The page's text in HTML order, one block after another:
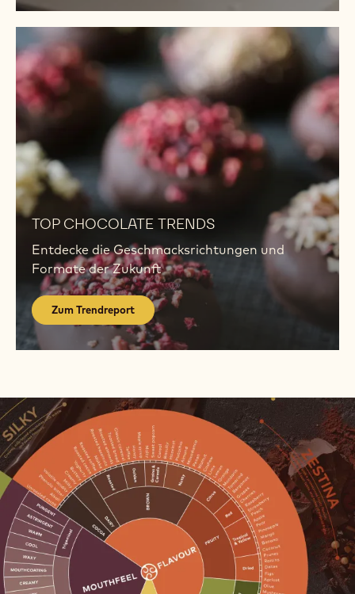
TOP CHOCOLATE TRENDS
Entdecke die Geschmacksrichtungen und
Formate der Zukunft
Zum Trendreport
Zum
Trendreport
Trendreport